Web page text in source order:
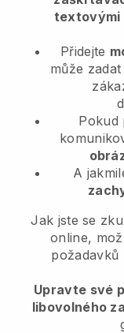
textovými
Přidejte
může
Pokud
A
Jak jste se
online,
požadavků
Upravte své
libovolného